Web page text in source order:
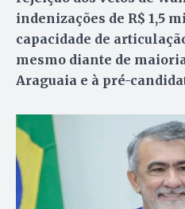
indenizações de R$ 1,5
capacidade de
mesmo diante de
Araguaia e à pré-